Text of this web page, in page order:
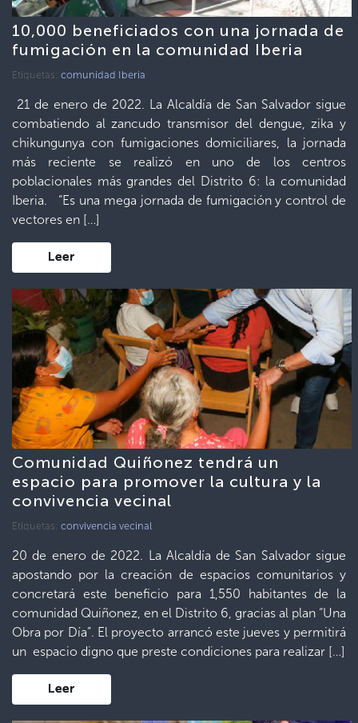
10,000 beneficiados con una jornada de
fumigación en la comunidad Iberia
Etiquetas: comunidad Iberia
21 de enero de 2022. La Alcaldía de San Salvador sigue
combatiendo al zancudo transmisor del dengue, zika y
chikungunya con fumigaciones domiciliares, la jornada
más reciente se realizó en uno de los centros
poblacionales más grandes del Distrito 6: la comunidad
Iberia. “Es una mega jornada de fumigación y control de
vectores en […]
Leer
Comunidad Quiñonez tendrá un
espacio para promover la cultura y la
convivencia vecinal
Etiquetas: convivencia vecinal
20 de enero de 2022. La Alcaldía de San Salvador sigue
apostando por la creación de espacios comunitarios y
concretará este beneficio para 1,550 habitantes de la
comunidad Quiñonez, en el Distrito 6, gracias al plan “Una
Obra por Día”. El proyecto arrancó este jueves y permitirá
un espacio digno que preste condiciones para realizar […]
Leer